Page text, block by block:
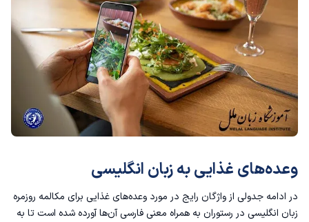
وعده‌های غذایی به زبان انگلیسی
در ادامه جدولی از واژگان رایج در مورد وعده‌های غذایی برای مکالمه روزمره
زبان انگلیسی در رستوران به همراه معنی فارسی آن‌ها آورده شده است تا به